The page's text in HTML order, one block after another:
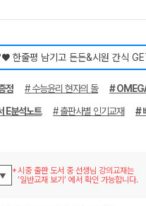
정 # 수능윤리 현자의 돌
#
E분석노트 # 출판사별 인기교재 #
시중 출판 도서 중 선생님 강의교재는
‘일반교재 보기’ 에서 확인 가능합니다.